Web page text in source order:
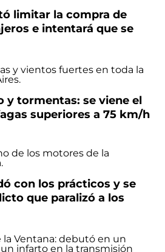
limitar la compra de
e intentará que se
y tormentas: se viene el
superiores a 75 km/h
con los prácticos y se
que paralizó a los